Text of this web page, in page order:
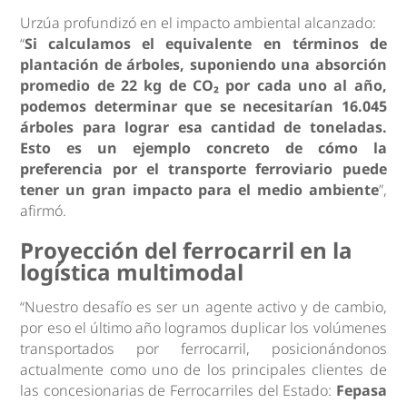
Urzúa profundizó en el impacto ambiental alcanzado:
“Si calculamos el equivalente en términos de
plantación de árboles, suponiendo una absorción
promedio de 22 kg de CO₂ por cada uno al año,
podemos determinar que se necesitarían 16.045
árboles para lograr esa cantidad de toneladas.
Esto es un ejemplo concreto de cómo la
preferencia por el transporte ferroviario puede
tener un gran impacto para el medio ambiente”,
afirmó.
Proyección del ferrocarril en la
logística multimodal
“Nuestro desafío es ser un agente activo y de cambio,
por eso el último año logramos duplicar los volúmenes
transportados por ferrocarril, posicionándonos
actualmente como uno de los principales clientes de
las concesionarias de Ferrocarriles del Estado: Fepasa